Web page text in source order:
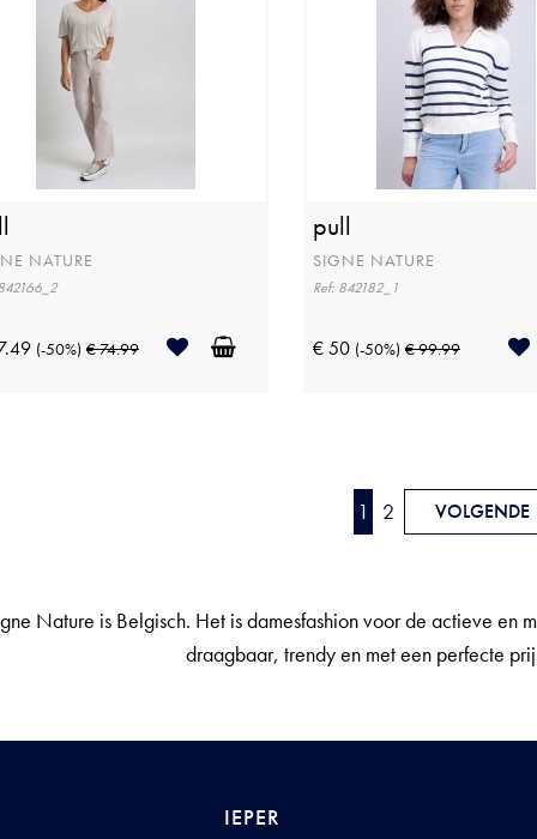
NATURE
(-50%) € 74.99
pull
SIGNE NATURE
Ref: 842182_1
€ 50 (-50%) € 99.99
1 2 VOLGENDE
Nature is Belgisch. Het is damesfashion voor de actieve en
draagbaar, trendy en met een perfecte
IEPER